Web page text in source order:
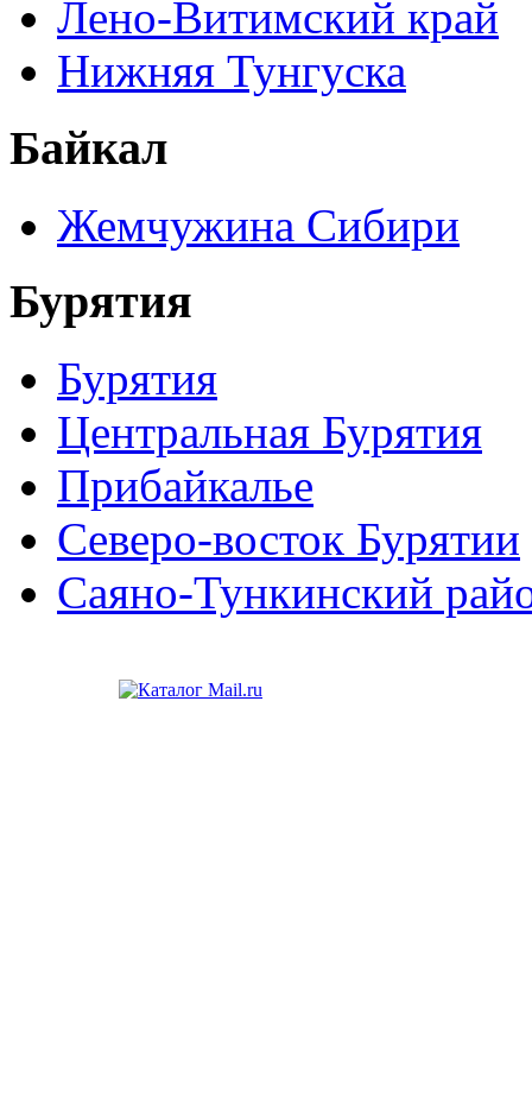
Лено-Витимский край
Нижняя Тунгуска
Байкал
Жемчужина Сибири
Бурятия
Бурятия
Центральная Бурятия
Прибайкалье
Северо-восток Бурятии
Саяно-Тункинский